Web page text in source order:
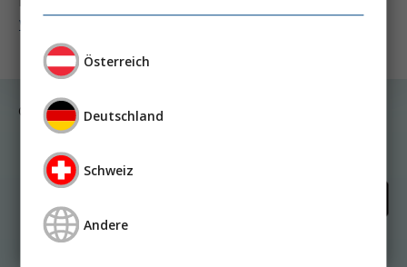
Weiter lesen ...
© Medicom VerlagsgmbH
Österreich
Deutschland
Schweiz
Andere